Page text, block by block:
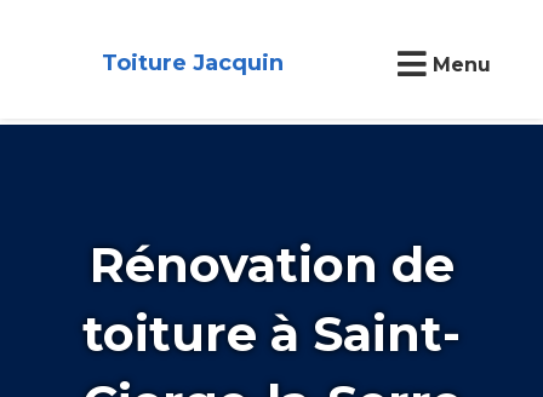
Toiture Jacquin Menu
Rénovation de
toiture à Saint-